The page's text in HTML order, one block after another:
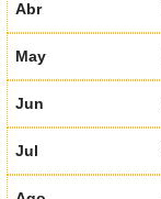
Abr
May
Jun
Jul